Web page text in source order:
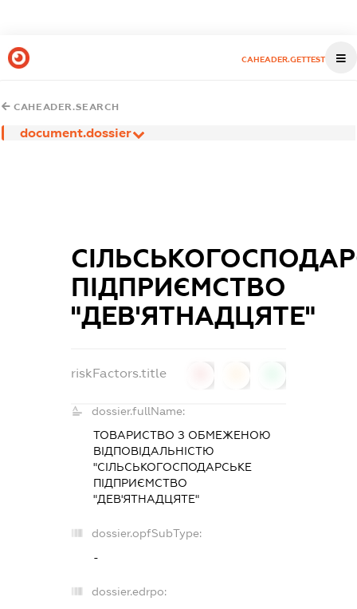
CAHEADER.GETTEST
CAHEADER.SEARCH
document.dossier
ПІДПРИЄМСТВО
"ДЕВ'ЯТНАДЦЯТЕ"
riskFactors.title
dossier.fullName:
ТОВАРИСТВО З ОБМЕЖЕНОЮ
ВІДПОВІДАЛЬНІСТЮ
"СІЛЬСЬКОГОСПОДАРСЬКЕ
ПІДПРИЄМСТВО
"ДЕВ'ЯТНАДЦЯТЕ"
dossier.opfSubType:
-
dossier.edrpo: